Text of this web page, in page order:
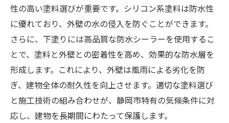
費用対効果の高い選択肢
シリコン系塗料の耐用年数
施工後の色落ち防止策
口コミから見るおすすめ製品
地域の特性を活かした塗装選び！静岡市の環境
に適した方法
地域特性を理解した塗料選択
性の高い塗料選びが重要です。シリコン系塗料は防水性
に優れており、外壁の水の侵入を防ぐことができます。
さらに、下塗りには高品質な防水シーラーを使用するこ
とで、塗料と外壁との密着性を高め、効果的な防水層を
形成します。これにより、外壁は風雨による劣化を防
ぎ、建物全体の耐久性を向上させます。適切な塗料選び
と施工技術の組み合わせが、静岡市特有の気候条件に対
応し、建物を長期間にわたって保護します。